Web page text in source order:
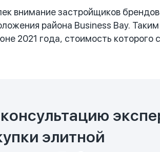
внимание застройщиков
района Business Bay.
2021 года, стоимость
элитной